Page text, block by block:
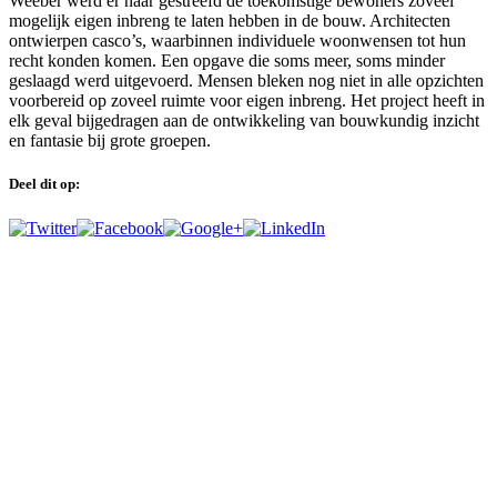
mogelijk eigen inbreng te laten hebben in de bouw. Architecten
ontwierpen casco’s, waarbinnen individuele woonwensen tot hun
recht konden komen. Een opgave die soms meer, soms minder
geslaagd werd uitgevoerd. Mensen bleken nog niet in alle opzichten
voorbereid op zoveel ruimte voor eigen inbreng. Het project heeft in
elk geval bijgedragen aan de ontwikkeling van bouwkundig inzicht
en fantasie bij grote groepen.
Deel dit op: